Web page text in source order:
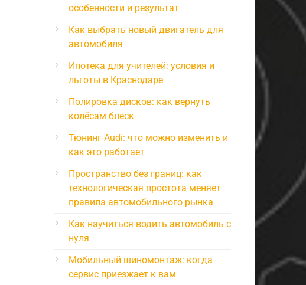
особенности и результат
Как выбрать новый двигатель для
автомобиля
Ипотека для учителей: условия и
льготы в Краснодаре
Полировка дисков: как вернуть
колёсам блеск
Тюнинг Audi: что можно изменить и
как это работает
Пространство без границ: как
технологическая простота меняет
правила автомобильного рынка
Как научиться водить автомобиль с
нуля
Мобильный шиномонтаж: когда
сервис приезжает к вам